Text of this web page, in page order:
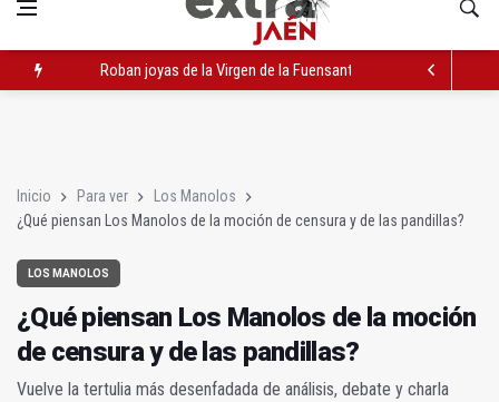
Roban joyas de la Virgen de la Fuensanta Coronada de
Inicio Para ver
Los Manolos
¿Qué piensan Los Manolos de la moción de censura y de las pandillas?
LOS MANOLOS
¿Qué piensan Los Manolos de la moción
de censura y de las pandillas?
Vuelve la tertulia más desenfadada de análisis, debate y charla